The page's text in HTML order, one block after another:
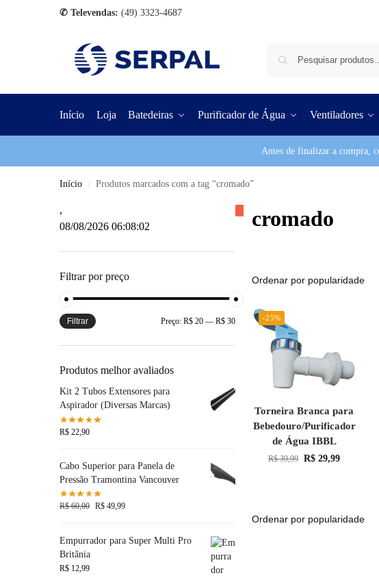
✆ Televendas: (49) 3323-4687
Início Loja Batedeiras Purificador de Água Ventiladores
Antes de finalizar a compra,
Início / Produtos marcados com a tag “cromado”
cromado
-25%
Torneira Branca para
Bebedouro/Purificador
de Água IBBL
R$39,99 R$ 29,99
,
08/08/2026 06:08:02
Filtrar por preço
Filtrar Preço:R$ 20 —R$ 30
Produtos melhor avaliados
Kit 2 Tubos Extensores para
Aspirador (Diversas Marcas)
R$ 22,90
Cabo Superior para Panela de
Pressão Tramontina Vancouver
R$60,00 R$ 49,99
Empurrador para Super Multi Pro
Britânia
R$ 12,99